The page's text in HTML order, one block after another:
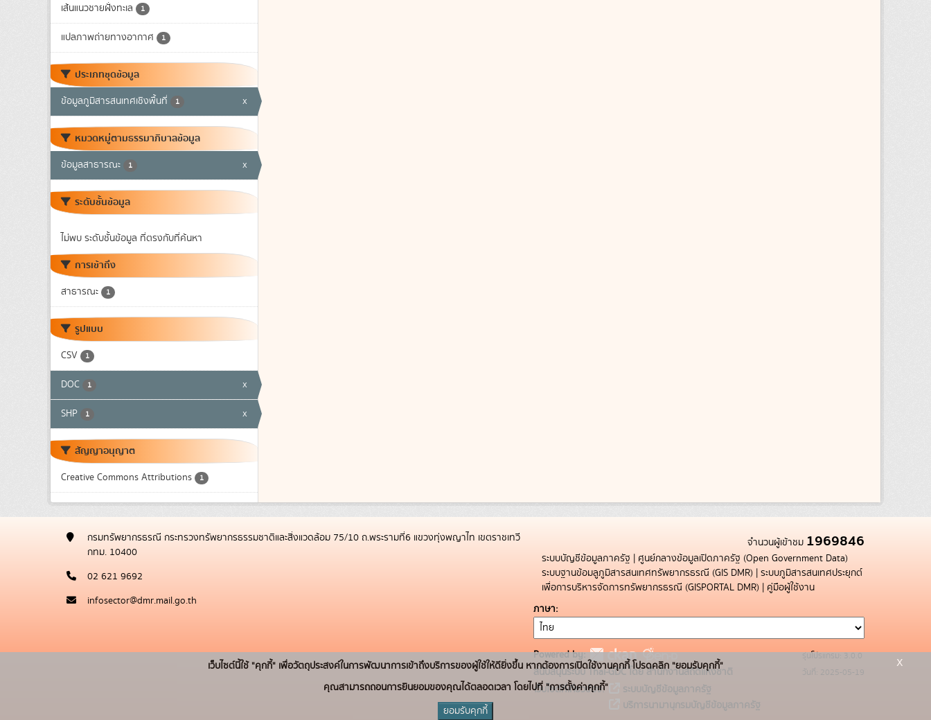
เส้นแนวชายฝั่งทะเล 1
แปลภาพถ่ายทางอากาศ 1
ประเภทชุดข้อมูล
ข้อมูลภูมิสารสนเทศเชิงพื้นที่ 1 x
หมวดหมู่ตามธรรมาภิบาลข้อมูล
ข้อมูลสาธารณะ 1 x
ระดับชั้นข้อมูล
ไม่พบ ระดับชั้นข้อมูล ที่ตรงกับที่ค้นหา
การเข้าถึง
สาธารณะ 1
รูปแบบ
CSV 1
DOC 1 x
SHP 1 x
สัญญาอนุญาต
Creative Commons Attributions 1
กรมทรัพยากรธรณี กระทรวงทรัพยากรธรรมชาติและสิ่งแวดล้อม 75/10 ถ.พระรามที่6 แขวงทุ่งพญาไท เขตราชเทวี
กทม. 10400
02 621 9692
infosector@dmr.mail.go.th
จำนวนผู้เข้าชม 1969846
ระบบบัญชีข้อมูลภาครัฐ | ศูนย์กลางข้อมูลเปิดภาครัฐ (Open Government Data)
ระบบฐานข้อมลูภูมิสารสนเทศทรัพยากรธรณี (GIS DMR) | ระบบภูมิสารสนเทศประยุกต์
เพื่อการบริหารจัดการทรัพยากรธรณี (GISPORTAL DMR) | คู่มือผู้ใช้งาน
ภาษา
Powered by:
สนับสนุนระบบ Thai-GDC โดย สำนักงานสถิติแห่งชาติ
เว็บไซต์ที่เกี่ยวข้อง:
ระบบบัญชีข้อมูลภาครัฐ
บริการนามานุกรมบัญชีข้อมูลภาครัฐ
รุ่นโปรแกรม: 3.0.0
วันที่: 2025-05-19
เว็บไซต์นี้ใช้ "คุกกี้" เพื่อวัตถุประสงค์ในการพัฒนาการเข้าถึงบริการของผู้ใช้ให้ดียิ่งขึ้น หากต้องการเปิดใช้งานคุกกี้ โปรดคลิก "ยอมรับคุกกี้"
คุณสามารถถอนการยินยอมของคุณได้ตลอดเวลา โดยไปที่ "การตั้งค่าคุกกี้"
ยอมรับคุกกี้
x